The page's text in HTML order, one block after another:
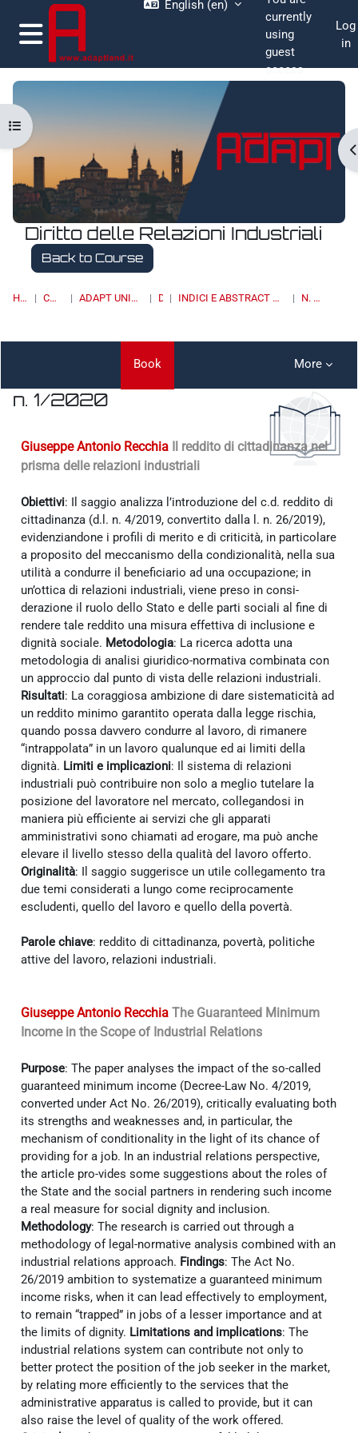
Skip to main content
Side panel
English ‎(en)‎
currently
using
guest
access
Log
in
Diritto delle Relazioni Industriali
Back to Course
HOME COURSES ADAPT UNIVERSITY PRESS DRI INDICI E ABSTRACT DEI NUMERI PUBBLICATI N. 1/2020
Open course index
Book More
n. 1/2020
Giuseppe Antonio Recchia Il reddito di cittadinanza nel
prisma delle relazioni industriali
Obiettivi: Il saggio analizza l’introduzione del c.d. reddito di
cittadinanza (d.l. n. 4/2019, convertito dalla l. n. 26/2019),
evidenziandone i profili di merito e di criticità, in particolare
a proposito del meccanismo della condizionalità, nella sua
utilità a condurre il beneficiario ad una occupazione; in
un’ottica di relazioni industriali, viene preso in consi-
derazione il ruolo dello Stato e delle parti sociali al fine di
rendere tale reddito una misura effettiva di inclusione e
dignità sociale. Metodologia: La ricerca adotta una
metodologia di analisi giuridico-normativa combinata con
un approccio dal punto di vista delle relazioni industriali.
Risultati: La coraggiosa ambizione di dare sistematicità ad
un reddito minimo garantito operata dalla legge rischia,
quando possa davvero condurre al lavoro, di rimanere
“intrappolata” in un lavoro qualunque ed ai limiti della
dignità. Limiti e implicazioni: Il sistema di relazioni
industriali può contribuire non solo a meglio tutelare la
posizione del lavoratore nel mercato, collegandosi in
maniera più efficiente ai servizi che gli apparati
amministrativi sono chiamati ad erogare, ma può anche
elevare il livello stesso della qualità del lavoro offerto.
Originalità: Il saggio suggerisce un utile collegamento tra
due temi considerati a lungo come reciprocamente
escludenti, quello del lavoro e quello della povertà.
Parole chiave: reddito di cittadinanza, povertà, politiche
attive del lavoro, relazioni industriali.
Giuseppe Antonio Recchia The Guaranteed Minimum
Income in the Scope of Industrial Relations
Purpose: The paper analyses the impact of the so-called
guaranteed minimum income (Decree-Law No. 4/2019,
converted under Act No. 26/2019), critically evaluating both
its strengths and weaknesses and, in particular, the
mechanism of conditionality in the light of its chance of
providing for a job. In an industrial relations perspective,
the article pro-vides some suggestions about the roles of
the State and the social partners in rendering such income
a real measure for social dignity and inclusion.
Methodology: The research is carried out through a
methodology of legal-normative analysis combined with an
industrial relations approach. Findings: The Act No.
26/2019 ambition to systematize a guaranteed minimum
income risks, when it can lead effectively to employment,
to remain “trapped” in jobs of a lesser importance and at
the limits of dignity. Limitations and implications: The
industrial relations system can contribute not only to
better protect the position of the job seeker in the market,
by relating more efficiently to the services that the
administrative apparatus is called to provide, but it can
also raise the level of quality of the work offered.